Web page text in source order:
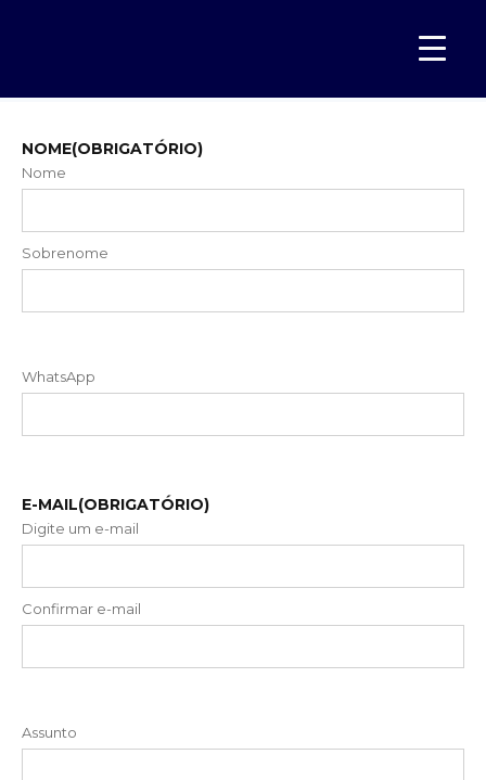
NOME(OBRIGATÓRIO)
Nome
Sobrenome
WhatsApp
E-MAIL(OBRIGATÓRIO)
Digite um e-mail
Confirmar e-mail
Assunto